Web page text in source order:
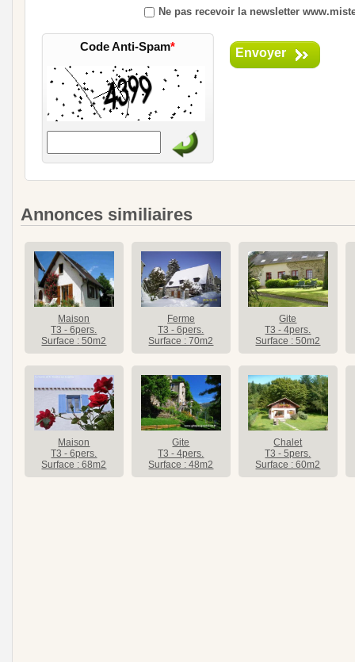
Ne pas recevoir la newsletter
Code Anti-Spam* Envoyer
Annonces similiaires
Maison
T3 - 6pers.
Surface : 50m2
Ferme
T3 - 6pers.
Surface : 70m2
Gite
T3 - 4pers.
Surface : 50m2
Maison
T3 - 6pers.
Surface : 68m2
Gite
T3 - 4pers.
Surface : 48m2
Chalet
T3 - 5pers.
Surface : 60m2